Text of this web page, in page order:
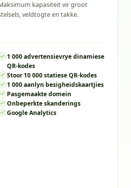
kapasiteit vir groot
veldtogte en takke.
1 000 advertensievrye dinamiese
QR-kodes
Stoor 10 000 statiese QR-kodes
1 000 aanlyn besigheidskaartjies
Pasgemaakte domein
Onbeperkte skanderings
Google Analytics